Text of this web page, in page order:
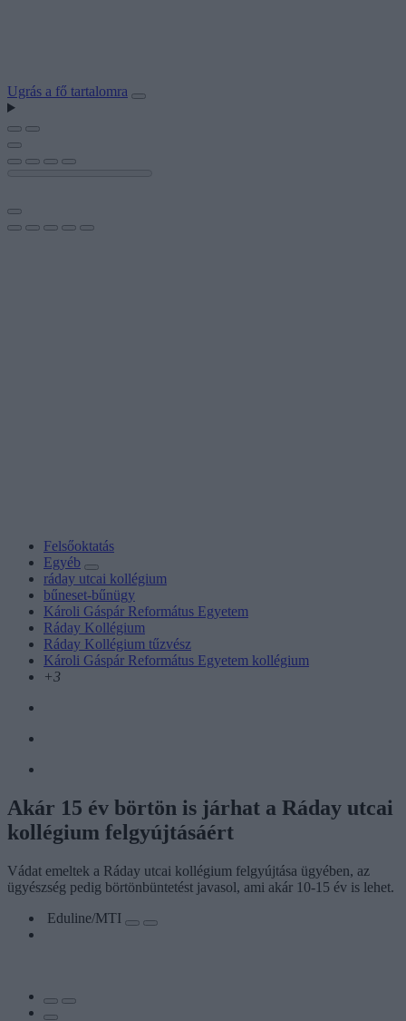
Ugrás a fő tartalomra
Felsőoktatás
Egyéb
ráday utcai kollégium
bűneset-bűnügy
Károli Gáspár Református Egyetem
Ráday Kollégium
Ráday Kollégium tűzvész
Károli Gáspár Református Egyetem kollégium
+3
Akár 15 év börtön is járhat a Ráday utcai
kollégium felgyújtásáért
Vádat emeltek a Ráday utcai kollégium felgyújtása ügyében, az
ügyészség pedig börtönbüntetést javasol, ami akár 10-15 év is lehet.
Eduline/MTI